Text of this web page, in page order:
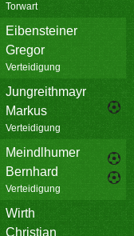
Torwart
Eibensteiner
Gregor
Verteidigung
Jungreithmayr
Markus
Verteidigung
Meindlhumer
Bernhard
Verteidigung
Wirth
Christian